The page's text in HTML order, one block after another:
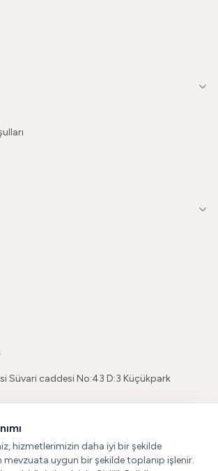
Süvari caddesi No:43 D:3 Küçükpark
hizmetlerimizin daha iyi bir şekilde
mevzuata uygun bir şekilde toplanıp işlenir.